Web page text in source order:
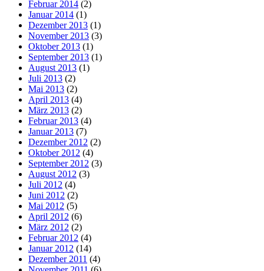
Februar 2014 (2)
Januar 2014 (1)
Dezember 2013 (1)
November 2013 (3)
Oktober 2013 (1)
September 2013 (1)
August 2013 (1)
Juli 2013 (2)
Mai 2013 (2)
April 2013 (4)
März 2013 (2)
Februar 2013 (4)
Januar 2013 (7)
Dezember 2012 (2)
Oktober 2012 (4)
September 2012 (3)
August 2012 (3)
Juli 2012 (4)
Juni 2012 (2)
Mai 2012 (5)
April 2012 (6)
März 2012 (2)
Februar 2012 (4)
Januar 2012 (14)
Dezember 2011 (4)